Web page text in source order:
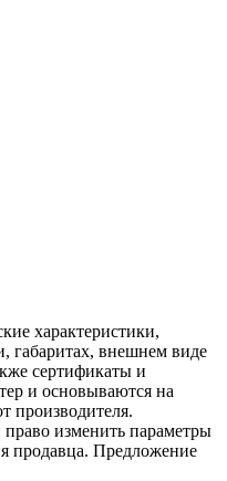
характеристики,
габаритах, внешнем виде
сертификаты и
и основываются на
производителя.
право изменить параметры
продавца. Предложение